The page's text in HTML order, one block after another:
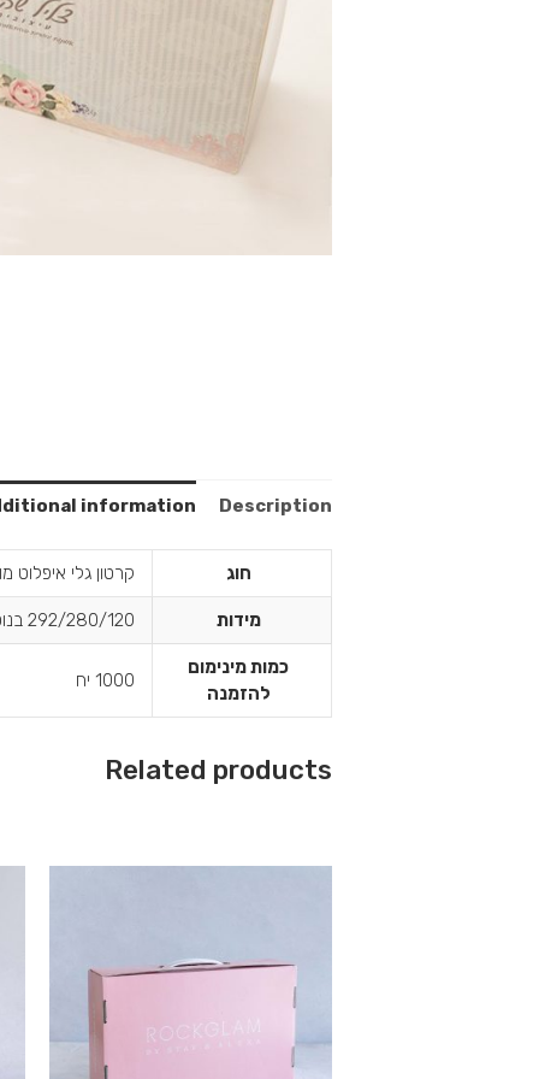
Description
information
חוג קרטון גלי איפלוט
מידות 292/280/120 בנוסף 310/210/80
כמות מינימום
להזמנה
1000 יח
Related products